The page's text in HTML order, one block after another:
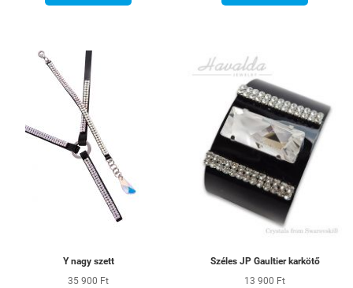
Y nagy szett
35 900 Ft
Széles JP Gaultier karkötő
13 900 Ft